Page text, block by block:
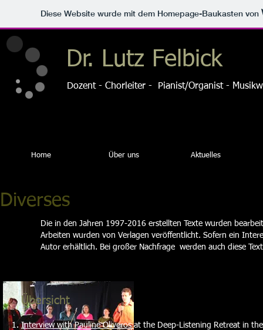
Diese Website wurde mit dem Homepage-Baukasten von
Dr. Lutz Felbick
Dozent - Chorleiter - Pianist/Organist -
Home Über uns Aktuelles
Diverses
Die in den Jahren 1997-2016 erstellten Texte wurden
Arbeiten wurden von Verlagen veröffentlicht. Sofern ein
Autor erhältlich. Bei großer Nachfrage werden auch diese
Übersicht
Interview with Pauline Oliverosat the Deep-Listening Retreat in